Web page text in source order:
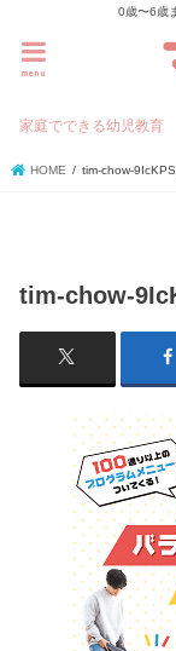
0歳〜6歳
menu
家庭でできる幼児教育
HOME tim-chow-
tim-chow-